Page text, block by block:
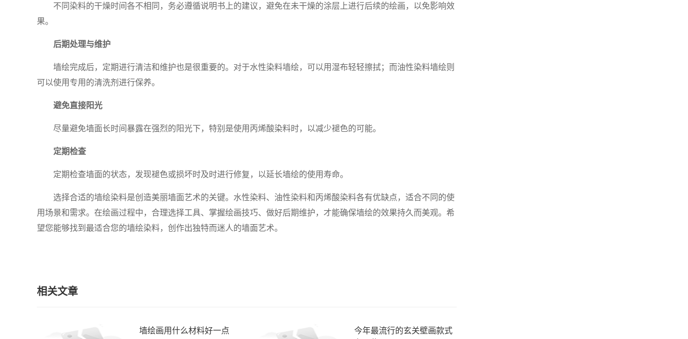
不同染料的干燥时间各不相同，务必遵循说明书上的建议，避免在未干燥的涂层上进行后续的绘画，以免影响效
果。
后期处理与维护
墙绘完成后，定期进行清洁和维护也是很重要的。对于水性染料墙绘，可以用湿布轻轻擦拭；而油性染料墙绘则
可以使用专用的清洗剂进行保养。
避免直接阳光
尽量避免墙面长时间暴露在强烈的阳光下，特别是使用丙烯酸染料时，以减少褪色的可能。
定期检查
定期检查墙面的状态，发现褪色或损坏时及时进行修复，以延长墙绘的使用寿命。
选择合适的墙绘染料是创造美丽墙面艺术的关键。水性染料、油性染料和丙烯酸染料各有优缺点，适合不同的使
用场景和需求。在绘画过程中，合理选择工具、掌握绘画技巧、做好后期维护，才能确保墙绘的效果持久而美观。希
望您能够找到最适合您的墙绘染料，创作出独特而迷人的墙面艺术。
相关文章
墙绘画用什么材料好一点
今年最流行的玄关壁画款式